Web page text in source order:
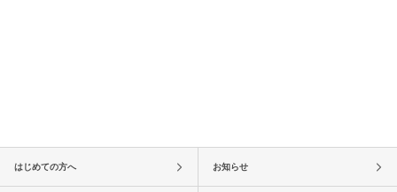
はじめての方へ お知らせ